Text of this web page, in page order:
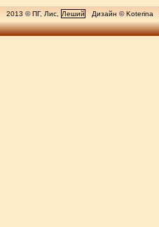
2013 © ПГ, Лис, Леший Дизайн © Koterina